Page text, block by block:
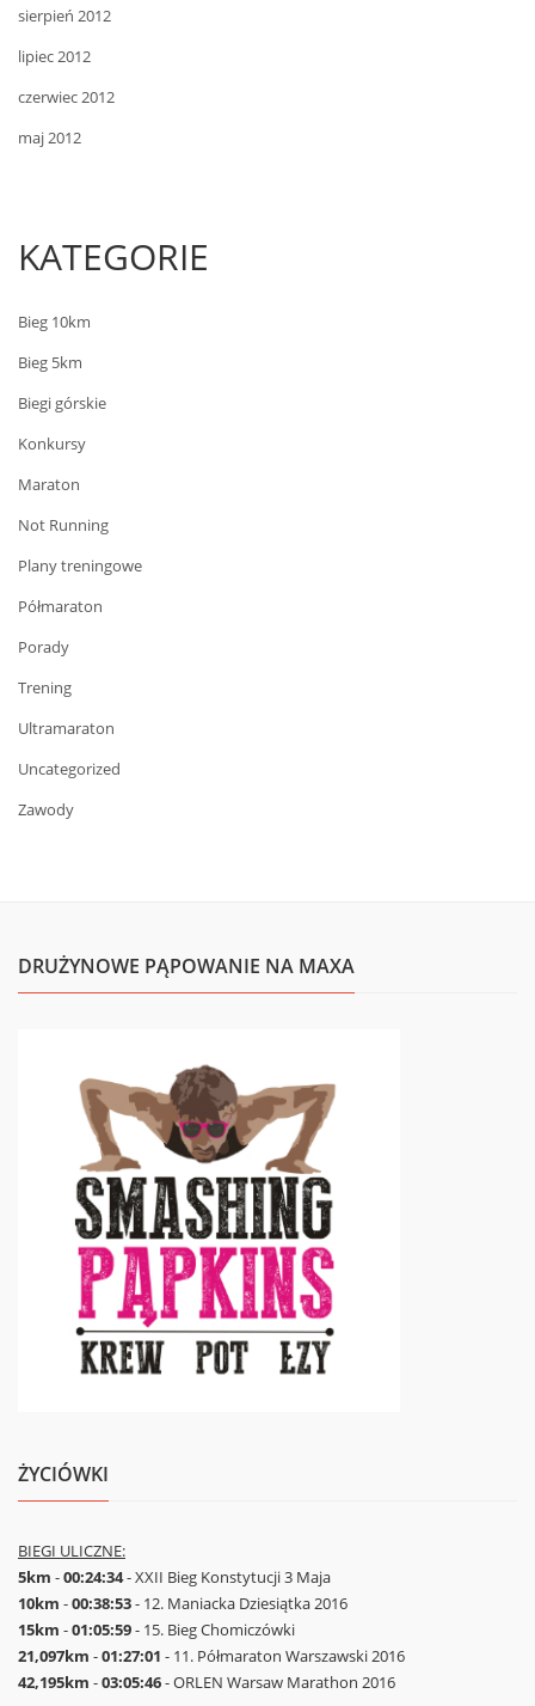
sierpień 2012
lipiec 2012
czerwiec 2012
maj 2012
KATEGORIE
Bieg 10km
Bieg 5km
Biegi górskie
Konkursy
Maraton
Not Running
Plany treningowe
Półmaraton
Porady
Trening
Ultramaraton
Uncategorized
Zawody
DRUŻYNOWE PĄPOWANIE NA MAXA
ŻYCIÓWKI
BIEGI ULICZNE:
5km -00:24:34- XXII Bieg Konstytucji 3 Maja
10km -00:38:53- 12. Maniacka Dziesiątka 2016
15km -01:05:59- 15. Bieg Chomiczówki
21,097km -01:27:01 - 11. Półmaraton Warszawski 2016
42,195km -03:05:46- ORLEN Warsaw Marathon 2016